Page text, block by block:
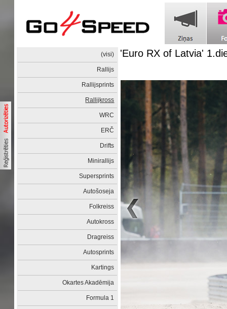
(visi)
Rallijs
Rallijsprints
Rallijkross
WRC
ERČ
Drifts
Minirallijs
Supersprints
Autošoseja
Folkreiss
Autokross
Dragreiss
Autosprints
Kartings
Okartes Akadēmija
Formula 1
'Euro RX of Latvia'